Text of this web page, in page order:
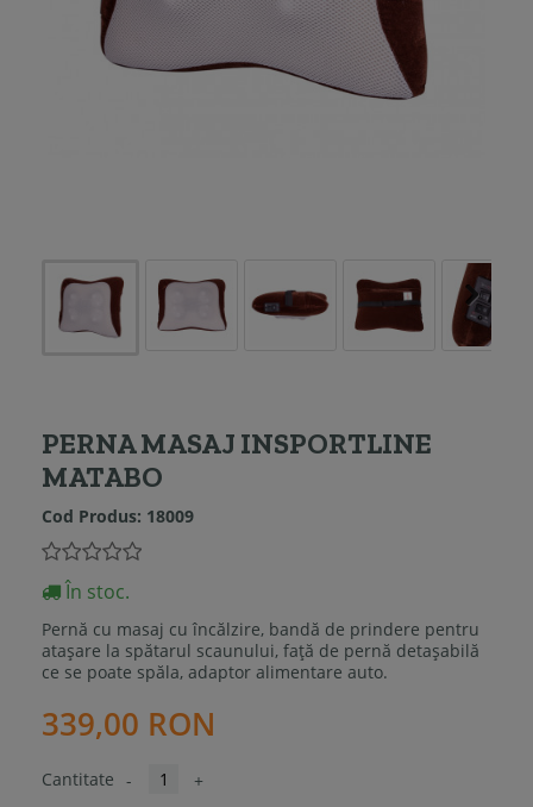
PERNA MASAJ INSPORTLINE
MATABO
Cod Produs: 18009
În stoc.
Pernă cu masaj cu încălzire, bandă de prindere pentru
atașare la spătarul scaunului, față de pernă detașabilă
ce se poate spăla, adaptor alimentare auto.
339,00 RON
Cantitate - +